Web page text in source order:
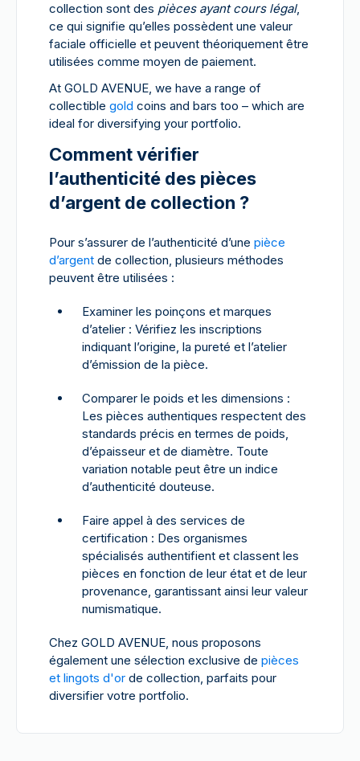
collection sont des pièces ayant cours légal,
ce qui signifie qu’elles possèdent une valeur
faciale officielle et peuvent théoriquement être
utilisées comme moyen de paiement.
At GOLD AVENUE, we have a range of
collectible gold coins and bars too – which are
ideal for diversifying your portfolio.
Comment vérifier
l’authenticité des pièces
d’argent de collection ?
Pour s’assurer de l’authenticité d’une pièce
d’argent de collection, plusieurs méthodes
peuvent être utilisées :
Examiner les poinçons et marques
d’atelier : Vérifiez les inscriptions
indiquant l’origine, la pureté et l’atelier
d’émission de la pièce.
Comparer le poids et les dimensions :
Les pièces authentiques respectent des
standards précis en termes de poids,
d’épaisseur et de diamètre. Toute
variation notable peut être un indice
d’authenticité douteuse.
Faire appel à des services de
certification : Des organismes
spécialisés authentifient et classent les
pièces en fonction de leur état et de leur
provenance, garantissant ainsi leur valeur
numismatique.
Chez GOLD AVENUE, nous proposons
également une sélection exclusive de pièces
et lingots d'or de collection, parfaits pour
diversifier votre portfolio.